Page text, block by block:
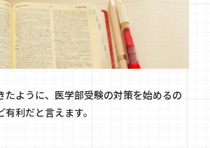
たように、医学部受験の対策を始めるの
利だと言えます。